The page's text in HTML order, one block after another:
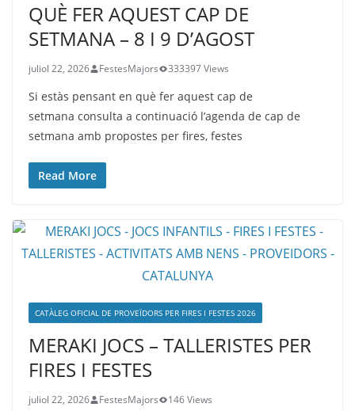
QUÈ FER AQUEST CAP DE
SETMANA – 8 I 9 D’AGOST
juliol 22, 2026 FestesMajors 333397 Views
Si estàs pensant en què fer aquest cap de
setmana consulta a continuació l’agenda de cap de
setmana amb propostes per fires, festes
Read More
CATÀLEG OFICIAL DE PROVEÏDORS PER FIRES I FESTES 2026
MERAKI JOCS – TALLERISTES PER
FIRES I FESTES
juliol 22, 2026 FestesMajors 146 Views